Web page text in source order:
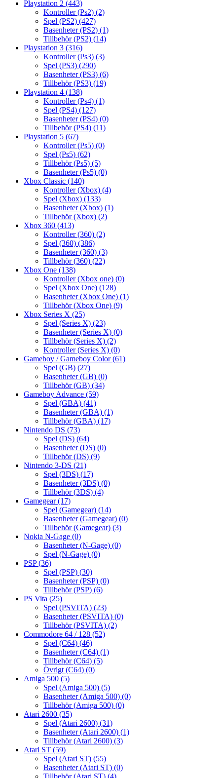
Playstation 2 (443)
Kontroller (Ps2) (2)
Spel (PS2) (427)
Basenheter (PS2) (1)
Tillbehör (PS2) (14)
Playstation 3 (316)
Kontroller (Ps3) (3)
Spel (PS3) (290)
Basenheter (PS3) (6)
Tillbehör (PS3) (19)
Playstation 4 (138)
Kontroller (Ps4) (1)
Spel (PS4) (127)
Basenheter (PS4) (0)
Tillbehör (PS4) (11)
Playstation 5 (67)
Kontroller (Ps5) (0)
Spel (Ps5) (62)
Tillbehör (Ps5) (5)
Basenheter (Ps5) (0)
Xbox Classic (140)
Kontroller (Xbox) (4)
Spel (Xbox) (133)
Basenheter (Xbox) (1)
Tillbehör (Xbox) (2)
Xbox 360 (413)
Kontroller (360) (2)
Spel (360) (386)
Basenheter (360) (3)
Tillbehör (360) (22)
Xbox One (138)
Kontroller (Xbox one) (0)
Spel (Xbox One) (128)
Basenheter (Xbox One) (1)
Tillbehör (Xbox One) (9)
Xbox Series X (25)
Spel (Series X) (23)
Basenheter (Series X) (0)
Tillbehör (Series X) (2)
Kontroller (Series X) (0)
Gameboy / Gameboy Color(61)
Spel (GB) (27)
Basenheter (GB) (0)
Tillbehör (GB) (34)
Gameboy Advance (59)
Spel (GBA) (41)
Basenheter (GBA) (1)
Tillbehör (GBA) (17)
Nintendo DS (73)
Spel (DS) (64)
Basenheter (DS) (0)
Tillbehör (DS) (9)
Nintendo 3-DS (21)
Spel (3DS) (17)
Basenheter (3DS) (0)
Tillbehör (3DS) (4)
Gamegear(17)
Spel (Gamegear) (14)
Basenheter (Gamegear) (0)
Tillbehör (Gamegear) (3)
Nokia N-Gage (0)
Basenheter (N-Gage) (0)
Spel (N-Gage) (0)
PSP(36)
Spel (PSP) (30)
Basenheter (PSP) (0)
Tillbehör (PSP) (6)
PS Vita (25)
Spel (PSVITA) (23)
Basenheter (PSVITA) (0)
Tillbehör (PSVITA) (2)
Commodore 64 / 128 (52)
Spel (C64) (46)
Basenheter (C64) (1)
Tillbehör (C64) (5)
Övrigt (C64) (0)
Amiga 500 (5)
Spel (Amiga 500) (5)
Basenheter (Amiga 500) (0)
Tillbehör (Amiga 500) (0)
Atari 2600 (35)
Spel (Atari 2600) (31)
Basenheter (Atari 2600) (1)
Tillbehör (Atari 2600) (3)
Atari ST (59)
Spel (Atari ST) (55)
Basenheter (Atari ST) (0)